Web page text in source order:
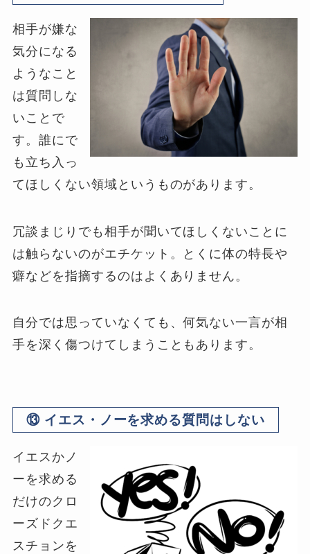
相手が嫌な
気分になる
ようなこと
は質問しな
いことで
す。誰にで
も立ち入っ
てほしくない領域というものがあります。
冗談まじりでも相手が聞いてほしくないことに
は触らないのがエチケット。とくに体の特長や
癖などを指摘するのはよくありません。
自分では思っていなくても、何気ない一言が相
手を深く傷つけてしまうこともあります。
⑬ イエス・ノーを求める質問はしない
イエスかノ
ーを求める
だけのクロ
ーズドクエ
スチョンを